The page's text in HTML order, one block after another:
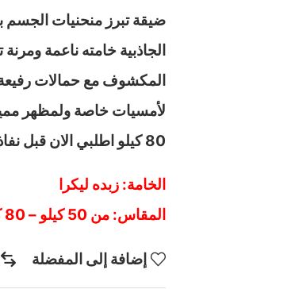
ضيقة تبرز منحنيات الجسم
الجاذبية خامته ناعمة
المكشوف مع حمالات
80 كيلو اطلبي الان قبل نفاذ الكمية
الخامة: زبده ليكرا
المقاس: من 50 كيلو – 80 كيلو
إضافة إلى المفضلة